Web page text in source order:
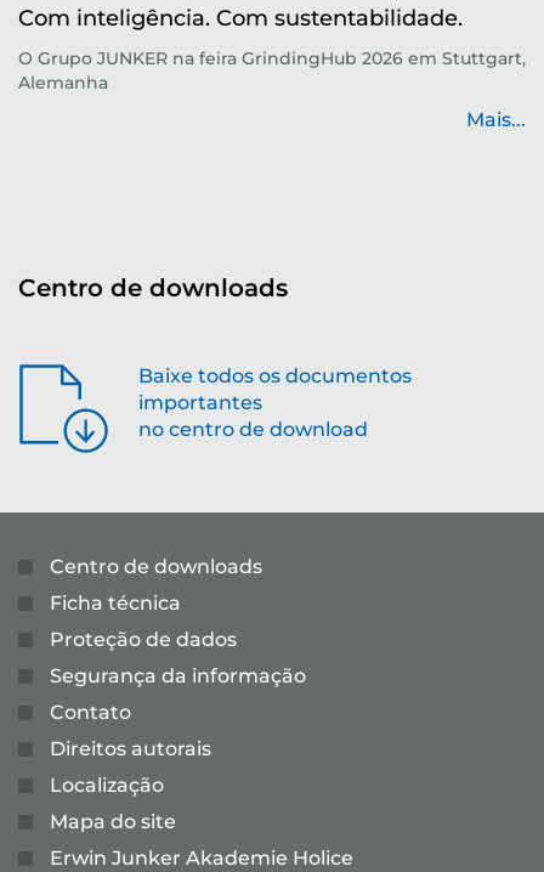
Com inteligência. Com sustentabilidade.
O Grupo JUNKER na feira GrindingHub 2026 em Stuttgart,
Alemanha
Mais...
Centro de downloads
Baixe todos os documentos
importantes
no centro de download
Centro de downloads
Ficha técnica
Proteção de dados
Segurança da informação
Contato
Direitos autorais
Localização
Mapa do site
Erwin Junker Akademie Holice